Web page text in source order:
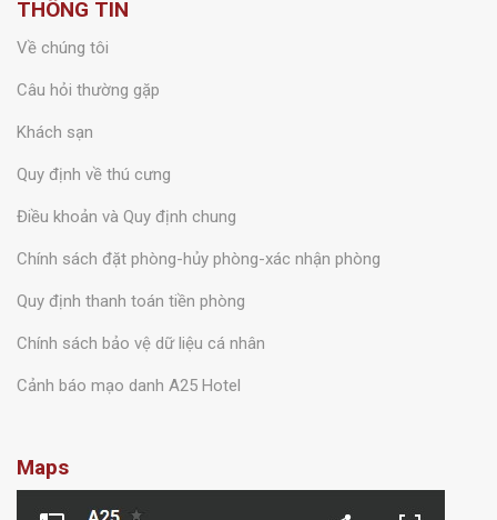
THÔNG TIN
Về chúng tôi
Câu hỏi thường gặp
Khách sạn
Quy định về thú cưng
Điều khoản và Quy định chung
Chính sách đặt phòng-hủy phòng-xác nhận phòng
Quy định thanh toán tiền phòng
Chính sách bảo vệ dữ liệu cá nhân
Cảnh báo mạo danh A25 Hotel
Maps